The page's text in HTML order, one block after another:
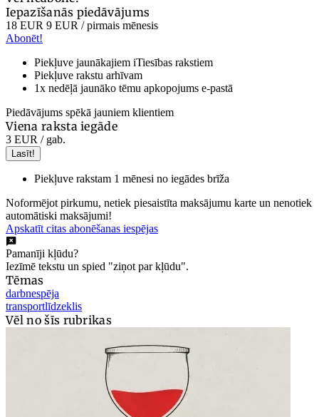
Iepazīšanās piedāvājums
18 EUR 9 EUR / pirmais mēnesis
Abonēt!
Piekļuve jaunākajiem iTiesības rakstiem
Piekļuve rakstu arhīvam
1x nedēļā jaunāko tēmu apkopojums e-pastā
Piedāvājums spēkā jauniem klientiem
Viena raksta iegāde
3 EUR / gab.
Lasīt!
Piekļuve rakstam 1 mēnesi no iegādes brīža
Noformējot pirkumu, netiek piesaistīta maksājumu karte un nenotiek
automātiski maksājumi!
Apskatīt citas abonēšanas iespējas
Pamanīji kļūdu?
Iezīmē tekstu un spied "ziņot par kļūdu".
Tēmas
darbnespēja
transportlīdzeklis
Vēl no šīs rubrikas